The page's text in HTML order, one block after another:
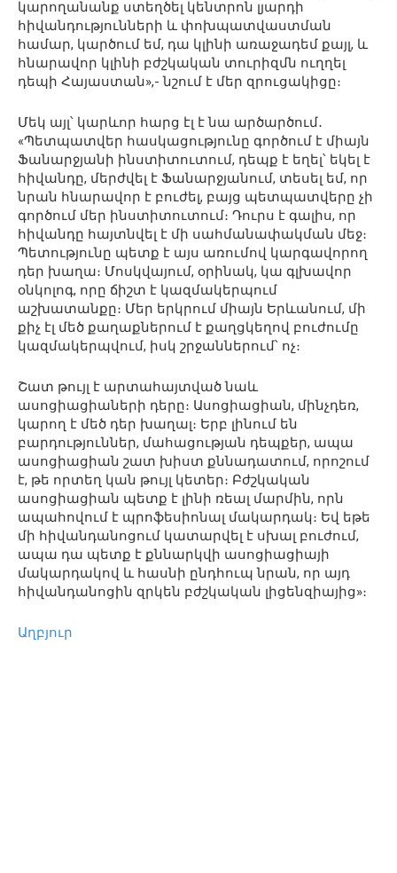
կարողանանք ստեղծել կենտրոն լյարդի
հիվանդությունների և փոխպատվաստման
համար, կարծում եմ, դա կլինի առաջադեմ քայլ, և
հնարավոր կլինի բժշկական տուրիզմն ուղղել
դեպի Հայաստան»,- նշում է մեր զրուցակիցը։
Մեկ այլ՝ կարևոր հարց էլ է նա արծարծում․
«Պետպատվեր հասկացությունը գործում է միայն
Ֆանարջյանի ինստիտուտում, դեպք է եղել՝ եկել է
հիվանդը, մերժվել է Ֆանարջյանում, տեսել եմ, որ
նրան հնարավոր է բուժել, բայց պետպատվերը չի
գործում մեր ինստիտուտում։ Դուրս է գալիս, որ
հիվանդը հայտնվել է մի սահմանափակման մեջ։
Պետությունը պետք է այս առումով կարգավորող
դեր խաղա։ Մոսկվայում, օրինակ, կա գլխավոր
օնկոլոգ, որը ճիշտ է կազմակերպում
աշխատանքը։ Մեր երկրում միայն Երևանում, մի
քիչ էլ մեծ քաղաքներում է քաղցկեղով բուժումը
կազմակերպվում, իսկ շրջաններում՝ ոչ։
Շատ թույլ է արտահայտված նաև
ասոցիացիաների դերը։ Ասոցիացիան, մինչդեռ,
կարող է մեծ դեր խաղալ։ Երբ լինում են
բարդություններ, մահացության դեպքեր, ապա
ասոցիացիան շատ խիստ քննադատում, որոշում
է, թե որտեղ կան թույլ կետեր։ Բժշկական
ասոցիացիան պետք է լինի ռեալ մարմին, որն
ապահովում է պրոֆեսիոնալ մակարդակ։ Եվ եթե
մի հիվանդանոցում կատարվել է սխալ բուժում,
ապա դա պետք է քննարկվի ասոցիացիայի
մակարդակով և հասնի ընդհուպ նրան, որ այդ
հիվանդանոցին զրկեն բժշկական լիցենզիայից»։
Աղբյուր